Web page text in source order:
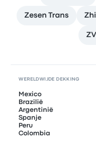
Zesen Trans
WERELDWIJDE DEKKING
Mexico
Brazilië
Argentinië
Spanje
Peru
Colombia